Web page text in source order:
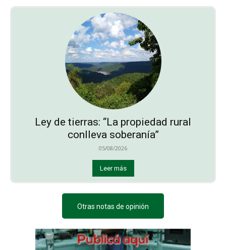
Ley de tierras: “La propiedad rural
conlleva soberanía”
05/08/2026
Leer más
Otras notas de opinión